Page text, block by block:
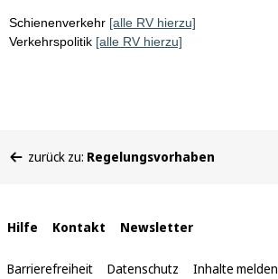
Schienenverkehr [alle RV hierzu]
Verkehrspolitik [alle RV hierzu]
befinden
zurück zu: Regelungsvorhaben
Interne
Links
Hilfe Kontakt Newsletter
Barrierefreiheit Datenschutz Inhalte melden